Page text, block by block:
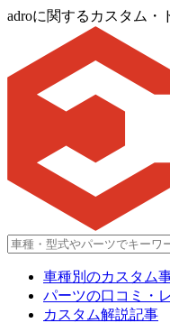
adroに関するカスタム・
車種別のカスタム
パーツの口コミ・
カスタム解説記事